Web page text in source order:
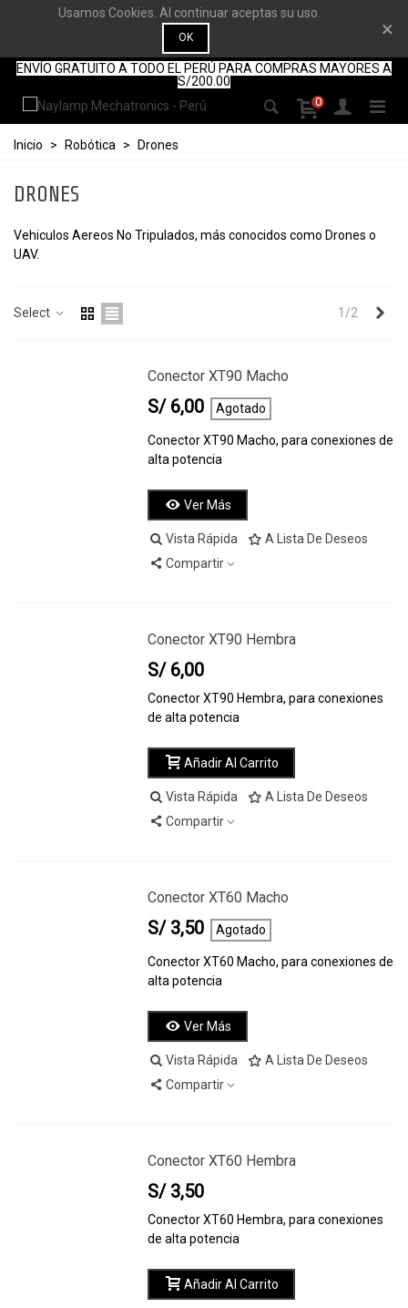
Usamos Cookies. Al continuar aceptas su uso.
OK ×
ENVÍO GRATUITO A TODO EL PERÚ PARA COMPRAS MAYORES A
S/200.00
0
Inicio > Robótica > Drones
DRONES
Vehiculos Aereos No Tripulados, más conocidos como Drones o
UAV.
Select 1/2
Conector XT90 Macho
S/ 6,00 Agotado
Conector XT90 Macho, para conexiones de
alta potencia
Ver Más
Vista Rápida
A Lista De Deseos
Compartir
Conector XT90 Hembra
S/ 6,00
Conector XT90 Hembra, para conexiones
de alta potencia
Añadir Al Carrito
Vista Rápida
A Lista De Deseos
Compartir
Conector XT60 Macho
S/ 3,50 Agotado
Conector XT60 Macho, para conexiones de
alta potencia
Ver Más
Vista Rápida
A Lista De Deseos
Compartir
Conector XT60 Hembra
S/ 3,50
Conector XT60 Hembra, para conexiones
de alta potencia
Añadir Al Carrito